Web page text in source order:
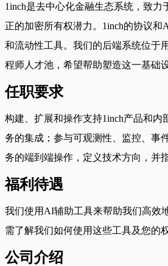
1inch是去中心化金融生态系统，致
正的加密所有权潜力。1inch的协议
和流动性工具。我们的后端系统位于
程师人才池，希望帮助塑造这一基础
任职要求
构建、扩展和操作支持1inch产品和
务的集成；参与可观测性、监控、事
务的端到端操作，定义技术方向，并
福利待遇
我们使用AI辅助工具来帮助我们高效
需了解我们如何使用这些工具及您的
公司介绍